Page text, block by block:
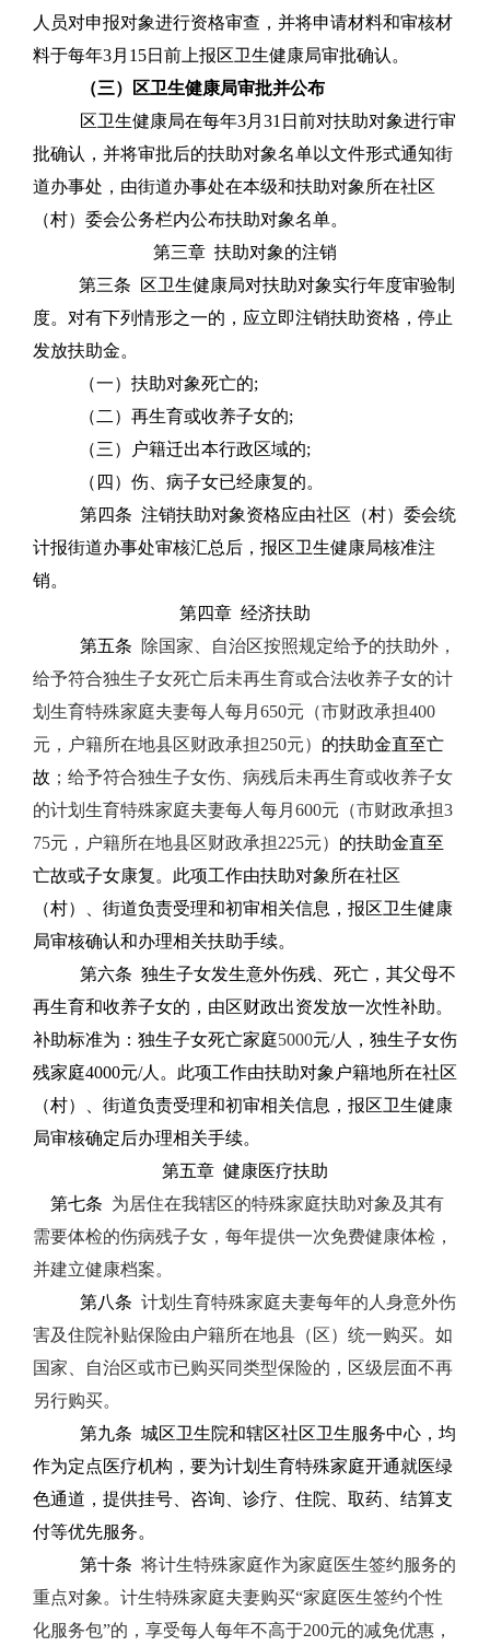
人员对申报对象进行资格审查，并将申请材料和审核材
料于每年3月 15日前上报区卫生健康局审批确认。
（三）区卫生健康局审批并公布
区卫生健康局在每年3月 31 日前对扶助对象进行审
批确认，并将审批后的扶助对象名单以文件形式通知街
道办事处，由街道办事处在本级和扶助对象所在社区
（村）委会公务栏内公布扶助对象名单。
第三章 扶助对象的注销
第三条
区卫生健康局对扶助对象实行年度审验制
度。对有下列情形之一的，应立即注销扶助资格，停止
发放扶助金。
（一）扶助对象死亡的;
（二）再生育或收养子女的;
（三）户籍迁出本行政区域的;
（四）伤、病子女已经康复的。
第四条 注销扶助对象资格应由社区（村）委会统
计报街道办事处审核汇总后，报区卫生健康局核准注
销。
第四章 经济扶助
第五条
除国家、自治区按照规定给予的扶助外，
给予符合独生子女死亡后未再生育或合法收养子女的计
划生育特殊家庭夫妻每人每月 650元（市财政承担400
元，户籍所在地县区财政承担250元） 的扶助金直至亡
故 ；给予符合独生子女伤、病残后未再生育或收养子女
的计划生育特殊家庭夫妻每人每月 600元（市财政承担3
75元，户籍所在地县区财政承担225元） 的扶助金直至
亡故或子女康复。此项工作由扶助对象所在社区
（村）、街道负责受理和初审相关信息，报区卫生健康
局审核确认和办理相关扶助手续。
第六条 独生子女发生意外伤残、死亡，其父母不
再生育和收养子女的，由区财政出资发放一次性补助。
补助标准为：独生子女死亡家庭5000元/人，独生子女伤
残家庭4000元/人。此项工作由扶助对象户籍地所在社区
（村）、街道负责受理和初审相关信息，报区卫生健康
局审核确定后办理相关手续。
第五章 健康医疗扶助
第七条 为居住在我辖区的特殊家庭扶助对象及其有
需要体检的伤病残子女，每年提供一次免费健康体检，
并建立健康档案。
第八条 计划生育特殊家庭夫妻每年的人身意外伤
害及住院补贴保险由户籍所在地县（区）统一购买。如
国家、自治区或市已购买同类型保险的，区级层面不再
另行购买。
第九条 城区卫生院和辖区社区卫生服务中心，均
作为定点医疗机构，要为计划生育特殊家庭开通就医绿
色通道，提供挂号、咨询、诊疗、住院、取药、结算支
付等优先服务。
第十条 将计生特殊家庭作为家庭医生签约服务的
重点对象。计生特殊家庭夫妻购买“家庭医生签约个性
化服务包”的，享受每人每年不高于200元的减免优惠，